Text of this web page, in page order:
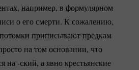
например, в формулярном
о его смерти. К сожалению,
потомки приписывают предкам
на том основании, что
на -ский, а явно крестьянские